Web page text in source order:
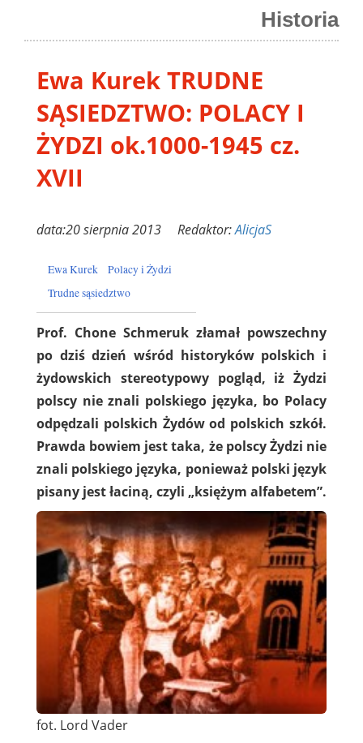
Historia
Ewa Kurek TRUDNE
SĄSIEDZTWO: POLACY I
ŻYDZI ok.1000-1945 cz.
XVII
data:20 sierpnia 2013 Redaktor:AlicjaS
Ewa Kurek
Polacy i Żydzi
Trudne sąsiedztwo
Prof. Chone Schmeruk złamał powszechny
po dziś dzień wśród historyków polskich i
żydowskich stereotypowy pogląd, iż Żydzi
polscy nie znali polskiego języka, bo Polacy
odpędzali polskich Żydów od polskich szkół.
Prawda bowiem jest taka, że polscy Żydzi nie
znali polskiego języka, ponieważ polski język
pisany jest łaciną, czyli „księżym alfabetem”.
fot. Lord Vader